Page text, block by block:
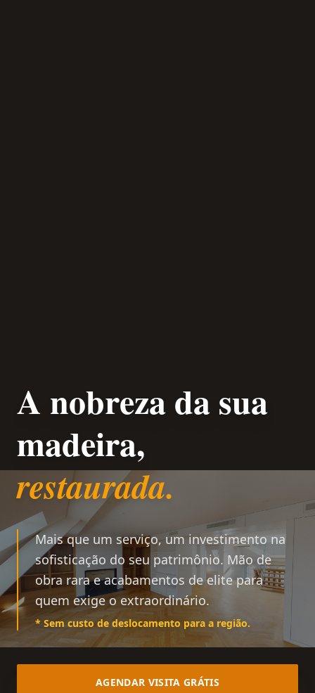
A nobreza da sua
madeira,
restaurada.
Mais que um serviço, um investimento na
sofisticação do seu patrimônio. Mão de
obra rara e acabamentos de elite para
quem exige o extraordinário.
* Sem custo de deslocamento para a região.
AGENDAR VISITA GRÁTIS